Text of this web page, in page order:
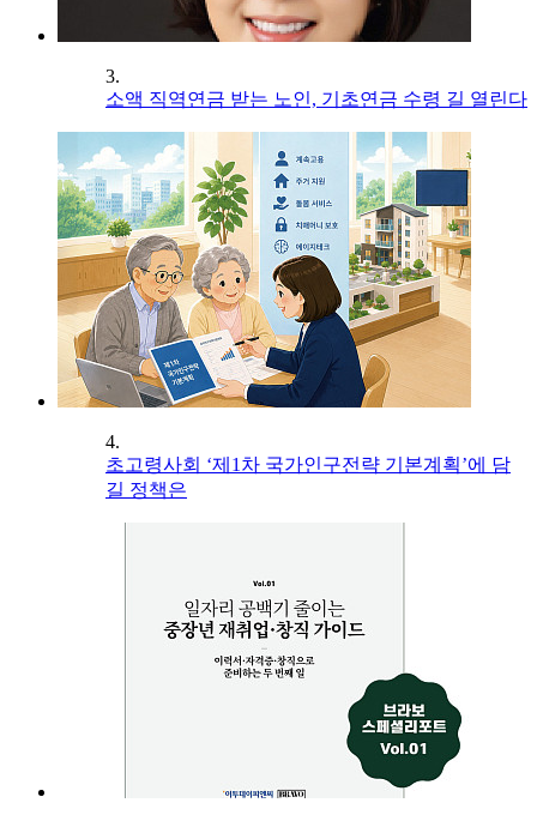
3.
소액 직역연금 받는 노인, 기초연금 수령 길 열린다
4.
초고령사회 ‘제1차 국가인구전략 기본계획’에 담
길 정책은